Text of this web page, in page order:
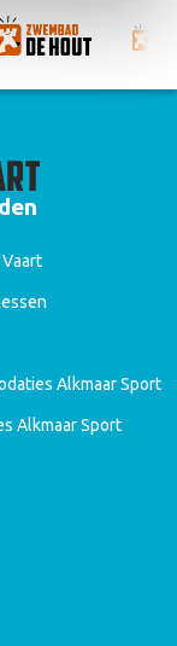
Alkmaar Sport
Alkmaar Sport